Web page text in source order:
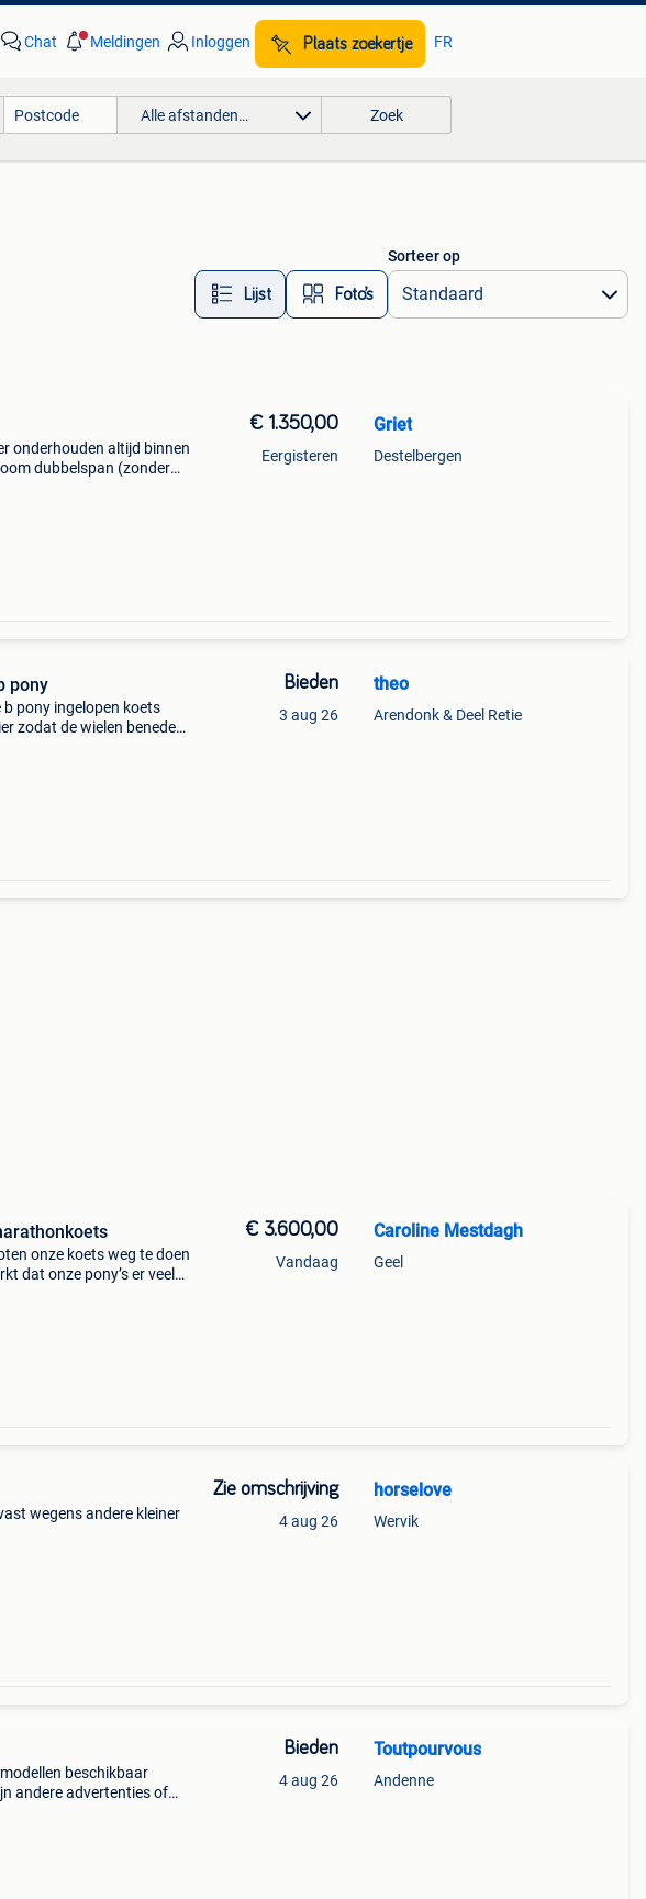
Chat Meldingen Inloggen Plaats zoekertje FR
Alle afstanden… Zoek
Lijst Foto’s
Sorteer op
onderhouden altijd binnen
dubbelspan (zonder
€ 1.350,00
Eergisteren
Griet
Destelbergen
pony
pony ingelopen koets
zodat de wielen beneden
Bieden
3 aug 26
theo
Arendonk & Deel Retie
onze koets weg te doen
dat onze pony’s er veel
€ 3.600,00
Vandaag
Caroline Mestdagh
Geel
wegens andere kleiner
Zie omschrijving
4 aug 26
horselove
Wervik
beschikbaar
andere advertenties of
Bieden
4 aug 26
Toutpourvous
Andenne